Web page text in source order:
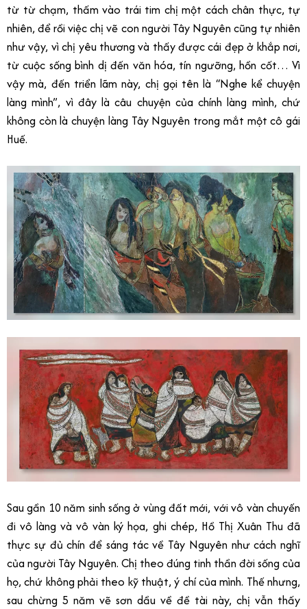
từ từ chạm, thấm vào trái tim chị một cách chân thực, tự
nhiên, để rồi việc chị vẽ con người Tây Nguyên cũng tự nhiên
như vậy, vì chị yêu thương và thấy được cái đẹp ở khắp nơi,
từ cuộc sống bình dị đến văn hóa, tín ngưỡng, hồn cốt… Vì
vậy mà, đến triển lãm này, chị gọi tên là “Nghe kể chuyện
làng mình”, vì đây là câu chuyện của chính làng mình, chứ
không còn là chuyện làng Tây Nguyên trong mắt một cô gái
Huế.
Sau gần 10 năm sinh sống ở vùng đất mới, với vô vàn chuyến
đi vô làng và vô vàn ký họa, ghi chép, Hồ Thị Xuân Thu đã
thực sự đủ chín để sáng tác về Tây Nguyên như cách nghĩ
của người Tây Nguyên. Chị theo đúng tinh thần đời sống của
họ, chứ không phải theo kỹ thuật, ý chí của mình. Thế nhưng,
sau chừng 5 năm vẽ sơn dầu về đề tài này, chị vẫn thấy